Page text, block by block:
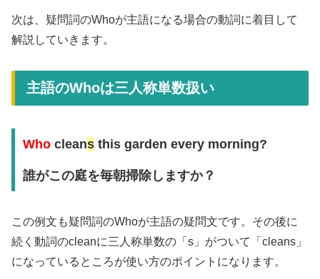
次は、疑問詞のWhoが主語になる場合の動詞に着目して
解説していきます。
主語のWhoは三人称単数扱い
Whocleansthis garden every morning?
誰がこの庭を毎朝掃除しますか？
この例文も疑問詞のWhoが主語の疑問文です。その後に
続く動詞のcleanに三人称単数の「s」がついて「cleans」
になっているところが使い方のポイントになります。